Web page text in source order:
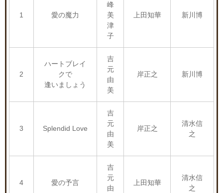
1 愛の魔力
峰
美
津
子
上田知華 新川博
2
ハートブレイ
クで
逢いましょう
吉
元
由
美
岸正之 新川博
3 Splendid Love
吉
元
由
美
岸正之
清水信
之
4 愛の予言
吉
元
由
上田知華
清水信
之